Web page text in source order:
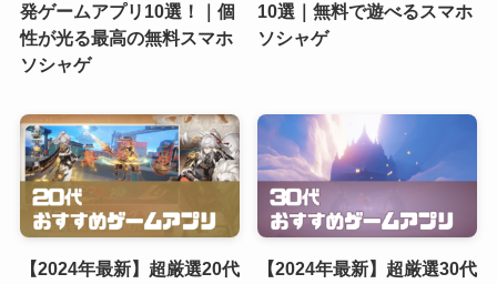
発ゲームアプリ10選！｜個
性が光る最高の無料スマホ
ソシャゲ
10選｜無料で遊べるスマホ
ソシャゲ
【2024年最新】超厳選20代 【2024年最新】超厳選30代